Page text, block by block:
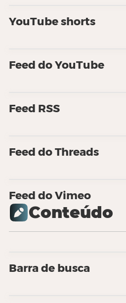
YouTube shorts
Feed do YouTube
Feed RSS
Feed do Threads
Feed do Vimeo
Conteúdo
Barra de busca